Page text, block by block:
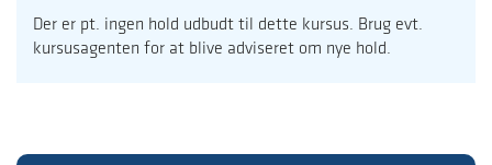
Der er pt. ingen hold udbudt til dette kursus. Brug evt.
kursusagenten for at blive adviseret om nye hold.